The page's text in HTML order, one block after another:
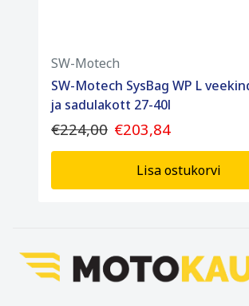
SW-Motech
SW-Motech SysBag WP L
ja sadulakott 27-40l
€224,00 €203,84
Lisa ostukorvi